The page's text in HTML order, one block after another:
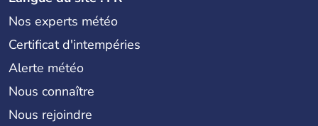
Nos experts météo
Certificat d'intempéries
Alerte météo
Nous connaître
Nous rejoindre